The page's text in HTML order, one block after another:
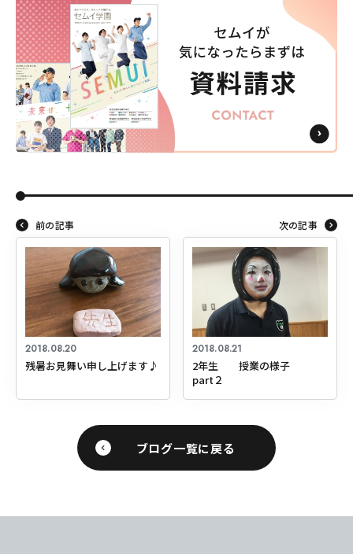
前の記事
2018.08.20
残暑お見舞い申し上げます♪
次の記事
2018.08.21
2年生 授業の様子
part２
ブログ一覧に戻る
東海医療科学
専門学校
東海歯科医療
専門学校
東海医療工学
専門学校
CLOSE
東海医療科学
専門学校
東海歯科医療
専門学校
東海医療工学
専門学校
CLOSE
東海医療科学
専門学校
東海歯科医療
専門学校
東海医療工学
専門学校
CLOSE
東海医療科学
専門学校
東海歯科医療
専門学校
東海医療工学
専門学校
CLOSE